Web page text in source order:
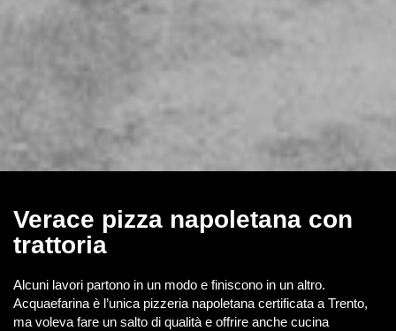
Verace pizza napoletana con
trattoria
Alcuni lavori partono in un modo e finiscono in un altro.
Acquaefarina è l’unica pizzeria napoletana certificata a Trento,
ma voleva fare un salto di qualità e offrire anche cucina